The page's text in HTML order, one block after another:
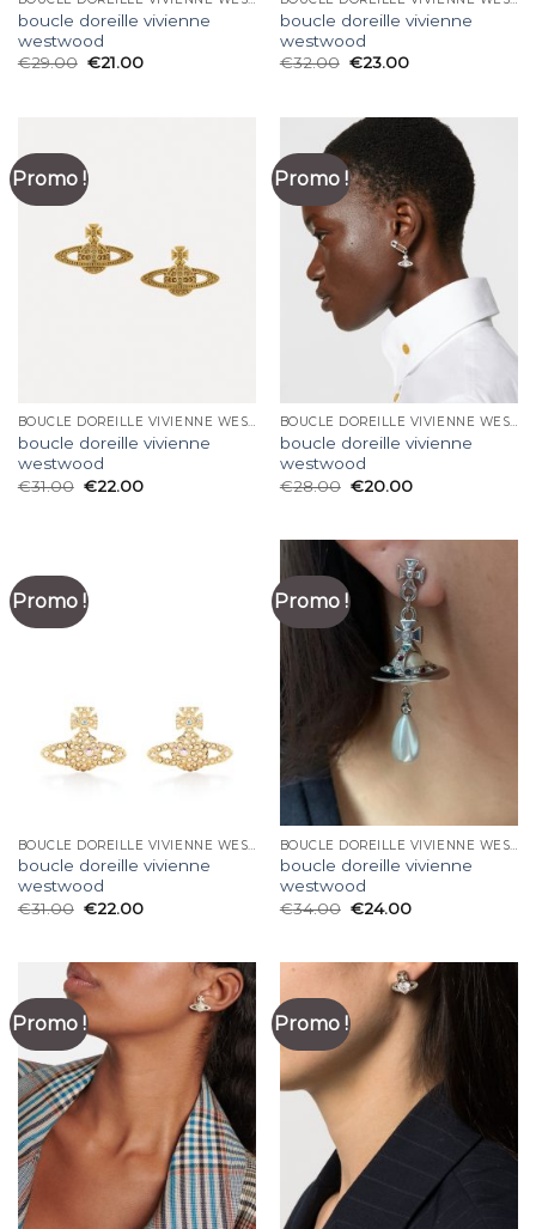
boucle doreille vivienne
westwood
€29.00 €21.00
boucle doreille vivienne
westwood
€32.00 €23.00
Promo !
BOUCLE DOREILLE VIVIENNE WESTWOOD
boucle doreille vivienne
westwood
€31.00 €22.00
Promo !
BOUCLE DOREILLE VIVIENNE WESTWOOD
boucle doreille vivienne
westwood
€28.00 €20.00
Promo !
BOUCLE DOREILLE VIVIENNE WESTWOOD
boucle doreille vivienne
westwood
€31.00 €22.00
Promo !
BOUCLE DOREILLE VIVIENNE WESTWOOD
boucle doreille vivienne
westwood
€34.00 €24.00
Promo ! Promo !